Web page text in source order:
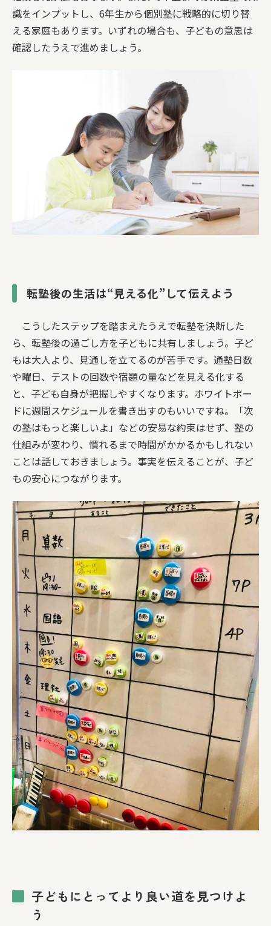
識をインプットし、6年生から個別塾に戦略的に切り替
える家庭もあります。いずれの場合も、子どもの意思は
確認したうえで進めましょう。
転塾後の生活は“見える化”して伝えよう
こうしたステップを踏まえたうえで転塾を決断した
ら、転塾後の過ごし方を子どもに共有しましょう。子ど
もは大人より、見通しを立てるのが苦手です。通塾日数
や曜日、テストの回数や宿題の量などを見える化する
と、子ども自身が把握しやすくなります。ホワイトボー
ドに週間スケジュールを書き出すのもいいですね。「次
の塾はもっと楽しいよ」などの安易な約束はせず、塾の
仕組みが変わり、慣れるまで時間がかかるかもしれない
ことは話しておきましょう。事実を伝えることが、子ど
もの安心につながります。
子どもにとってより良い道を見つけよ
う